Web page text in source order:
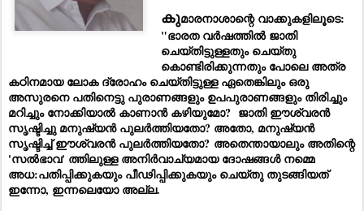
കുമാരനാശാന്റെ വാക്കുകളിലൂടെ:
"ഭാരത വർഷത്തിൽ ജാതി
ചെയ്തിട്ടുള്ളതും ചെയ്തു
കൊണ്ടിരിക്കുന്നതും പോലെ അത്ര
കഠിനമായ ലോക ദ്രോഹം ചെയ്തിട്ടുള്ള ഏതെങ്കിലും ഒരു
അസുരനെ പതിനെട്ടു പുരാണങ്ങളും ഉപപുരാണങ്ങളും തിരിച്ചും
മറിച്ചും നോക്കിയാൽ കാണാൻ കഴിയുമോ? ജാതി ഈശ്വരൻ
സൃഷ്ടിച്ചു മനുഷ്യൻ പുലർത്തിയതോ? അതോ, മനുഷ്യൻ
സൃഷ്ടിച്ച് ഈശ്വരൻ പുലർത്തിയതോ? അതെന്തായാലും അതിന്റെ
'സൽഭാവ' ത്തിലുള്ള അനിർവാച്യമായ ദോഷങ്ങൾ നമ്മെ
അധ:പതിപ്പിക്കുകയും പീഢിപ്പിക്കുകയും ചെയ്തു തുടങ്ങിയത്
ഇന്നോ, ഇന്നലെയോ അല്ല.